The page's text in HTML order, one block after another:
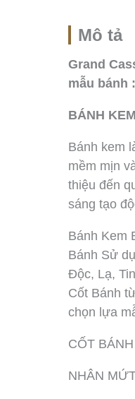
Mô tả
Grand
mẫu bánh
BÁNH
Bánh kem
mềm mịn
thiệu đến
sáng tạo
Bánh Kem
Bánh Sử
Độc, Lạ,
Cốt Bánh
chọn lựa
CỐT
NHÂN